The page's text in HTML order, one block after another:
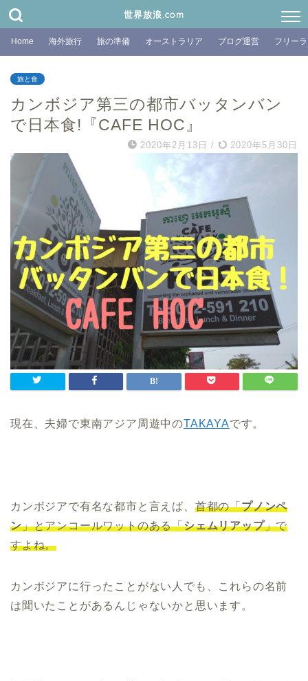
世界放浪.com
Home 海外旅行 旅の準備 オーストラリア ブログ運営 フリー
旅と食
カンボジア第三の都市バッタンバン
で日本食!『CAFE HOC』
2020年2月13日 / 2020年5月30日
現在、夫婦で東南アジア周遊中のTAKAYAです。
カンボジアで有名な都市と言えば、 首都の「プノンペ
ン」とアンコールワットのある「シェムリアップ」で
すよね。
カンボジアに行ったことがない人でも、これらの名前
は聞いたことがあるんじゃないかと思います。